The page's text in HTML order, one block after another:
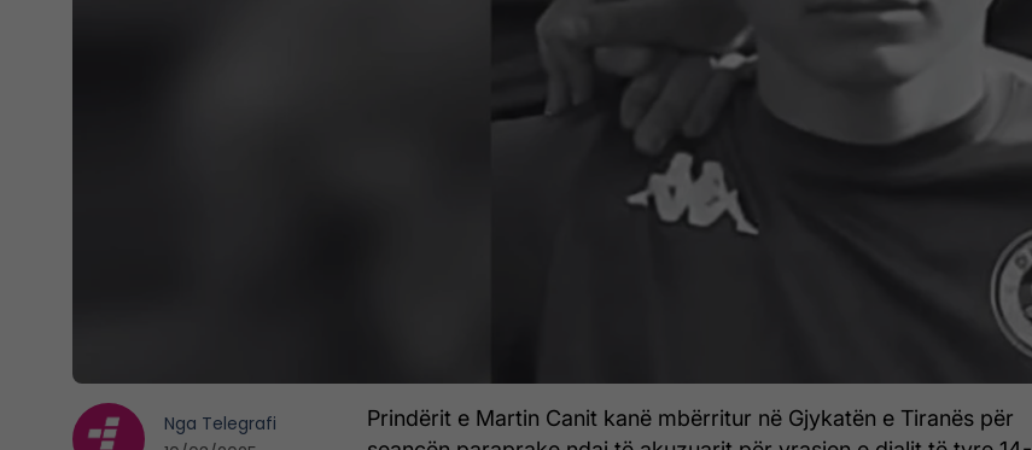
Prindërit e Martin Canit kanë mbërritur në Gjykatën e Tiranës për
Nga Telegrafi